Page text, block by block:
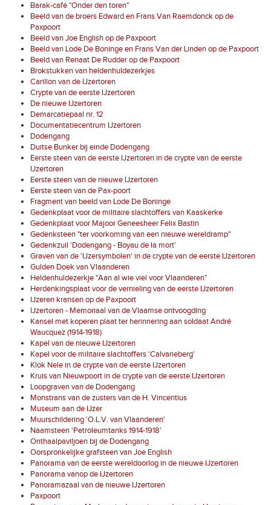
Barak-café "Onder den toren"
Beeld van de broers Edward en Frans Van Raemdonck op de
Paxpoort
Beeld van Joe English op de Paxpoort
Beeld van Lode De Boninge en Frans Van der Linden op de Paxpoort
Beeld van Renaat De Rudder op de Paxpoort
Brokstukken van heldenhuldezerkjes
Carillon van de IJzertoren
Crypte van de eerste IJzertoren
De nieuwe IJzertoren
Demarcatiepaal nr. 12
Documentatiecentrum IJzertoren
Dodengang
Duitse Bunker bij einde Dodengang
Eerste steen van de eerste IJzertoren in de crypte van de eerste
IJzertoren
Eerste steen van de nieuwe IJzertoren
Eerste steen van de Pax-poort
Fragment van beeld van Lode De Boninge
Gedenkplaat voor de militaire slachtoffers van Kaaskerke
Gedenkplaat voor Majoor Geneesheer Felix Bastin
Gedenksteen "ter voorkoming van een nieuwe wereldramp"
Gedenkzuil 'Dodengang - Boyau de la mort'
Graven van de 'IJzersymbolen' in de crypte van de eerste IJzertoren
Gulden Doek van Vlaanderen
Heldenhuldezerkje "Aan al wie viel voor Vlaanderen"
Herdenkingsplaat voor de vernieling van de eerste IJzertoren
IJzeren kransen op de Paxpoort
IJzertoren - Memoriaal van de Vlaamse ontvoogding
Kansel met koperen plaat ter herinnering aan soldaat André
Waucquez (1914-1918)
Kapel van de nieuwe IJzertoren
Kapel voor de militaire slachtoffers 'Calvarieberg'
Klok Nele in de crypte van de eerste IJzertoren
Kruis van Nieuwpoort in de crypte van de eerste IJzertoren
Loopgraven van de Dodengang
Monstrans van de zusters van de H. Vincentius
Museum aan de IJzer
Muurschildering 'O.L.V. van Vlaanderen'
Naamsteen 'Petroleumtanks 1914-1918'
Onthaalpaviljoen bij de Dodengang
Oorspronkelijke grafsteen van Joe English
Panorama van de eerste wereldoorlog in de nieuwe IJzertoren
Panorama vanop de IJzertoren
Panoramazaal van de nieuwe IJzertoren
Paxpoort